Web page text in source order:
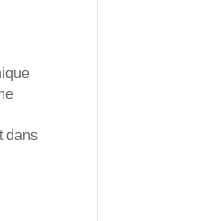
dans